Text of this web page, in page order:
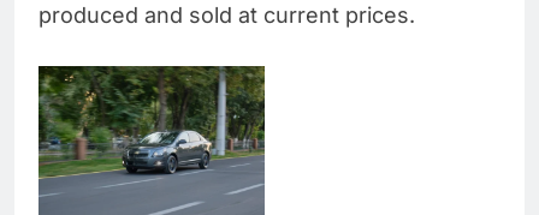
produced and sold at current prices.